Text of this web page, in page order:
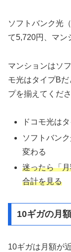
ソフトバンク光
て5,720円、マン
マンションはソ
モ光はタイプB
プを揃えてくださ
ドコモ光は
ソフトバン
変わる
迷ったら「
合計を見る
10ギガの月
10ギガは月額が